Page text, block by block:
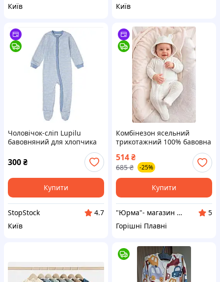
Київ
Київ
Чоловічок-сліп Lupilu
бавовняний для хлопчика
ніжками на кнопках
блакитний у смужку
300₴
Купити
StopStock
4.7
Київ
Комбінезон ясельний
трикотажний 100% бавовна
514₴
685 ₴ -25%
Купити
"Юрма"- магазин одягу для дітей та дорослих
5
Горішні Плавні